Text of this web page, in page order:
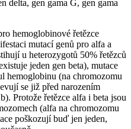
delta, gen gama G, gen gama
hemoglobinové řetězce
mutací genů pro alfa a
u heterozygotů 50% řetězců
jeden gen beta), mutace
hemoglobinu (na chromozomu
se již před narozením
Protože řetězce alfa i beta jsou
(alfa na chromozomu
poškozují buď jen jeden,